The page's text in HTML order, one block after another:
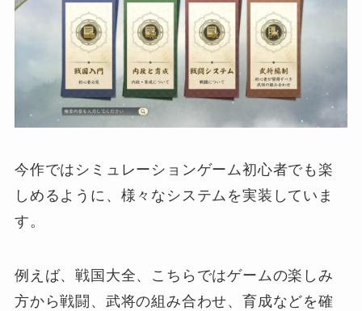
今作ではシミュレーションゲーム初心者でも楽
しめるように、様々なシステムを実装していま
す。
例えば、戦国大全、こちらではゲームの楽しみ
方から戦闘、武将の組み合わせ、育成などを確